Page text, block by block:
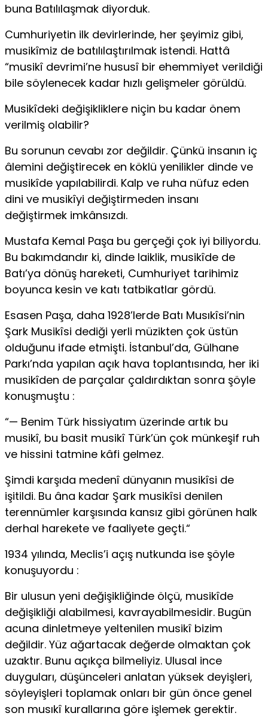
buna Batılılaşmak diyorduk.
Cumhuriyetin ilk devirlerinde, her şeyimiz gibi,
musikîmiz de batılılaştırılmak istendi. Hattâ
“musikî devrimi’ne hususî bir ehemmiyet verildiği
bile söylenecek kadar hızlı gelişmeler görüldü.
Musikîdeki değişikliklere niçin bu kadar önem
verilmiş olabilir?
Bu sorunun cevabı zor değildir. Çünkü insanın iç
âlemini değiştirecek en köklü yenilikler dinde ve
musikîde yapılabilirdi. Kalp ve ruha nüfuz eden
dini ve musikîyi değiştirmeden insanı
değiştirmek imkânsızdı.
Mustafa Kemal Paşa bu gerçeği çok iyi biliyordu.
Bu bakımdandır ki, dinde laiklik, musikîde de
Batı’ya dönüş hareketi, Cumhuriyet tarihimiz
boyunca kesin ve katı tatbikatlar gördü.
Esasen Paşa, daha 1928’lerde Batı Musıkîsi’nin
Şark Musikîsi dediği yerli müzikten çok üstün
olduğunu ifade etmişti. İstanbul’da, Gülhane
Parkı’nda yapılan açık hava toplantısında, her iki
musikîden de parçalar çaldırdıktan sonra şöyle
konuşmuştu :
“— Benim Türk hissiyatım üzerinde artık bu
musikî, bu basit musikî Türk’ün çok münkeşif ruh
ve hissini tatmine kâfi gelmez.
Şimdi karşıda medenî dünyanın musikîsi de
işitildi. Bu âna kadar Şark musikîsi denilen
terennümler karşısında kansız gibi görünen halk
derhal harekete ve faaliyete geçti.“
1934 yılında, Meclis’i açış nutkunda ise şöyle
konuşuyordu :
Bir ulusun yeni değişikliğinde ölçü, musikîde
değişikliği alabilmesi, kavrayabilmesidir. Bugün
acuna dinletmeye yeltenilen musikî bizim
değildir. Yüz ağartacak değerde olmaktan çok
uzaktır. Bunu açıkça bilmeliyiz. Ulusal ince
duyguları, düşünceleri anlatan yüksek deyişleri,
söyleyişleri toplamak onları bir gün önce genel
son musıkî kurallarına göre işlemek gerektir.